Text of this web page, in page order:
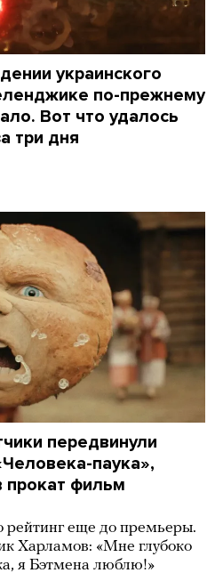
украинского
по-прежнему
Вот что удалось
три дня
передвинули
паука»,
прокат фильм
рейтинг еще до премьеры.
Харламов: «Мне глубоко
я Бэтмена люблю!»